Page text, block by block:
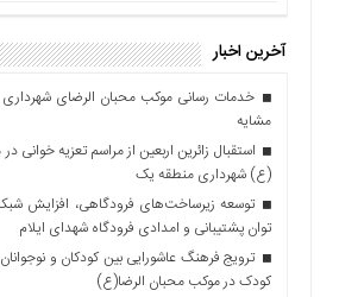
آخرین اخبار
مشایه
استقبال زائرین اربعین از مراسم تعزیه خوانی
(ع) شهرداری منطقه یک
توسعه زیرساخت‌های فرودگاهی، افزایش
توان پشتیبانی و امدادی فرودگاه شهدای ایلام
ترویج فرهنگ عاشورایی بین کودکان و
کودک در موکب محبان الرضا(ع)